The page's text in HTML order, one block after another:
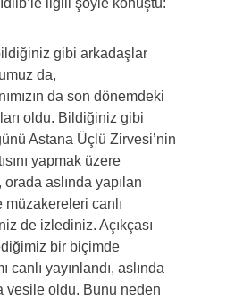
İdlib’le ilgili şöyle konuştu:
gibi arkadaşlar
da,
da son dönemdeki
oldu. Bildiğiniz gibi
Astana Üçlü Zirvesi’nin
yapmak üzere
orada aslında yapılan
canlı
de izlediniz. Açıkçası
bir biçimde
canlı yayınlandı, aslında
vesile oldu. Bunu neden